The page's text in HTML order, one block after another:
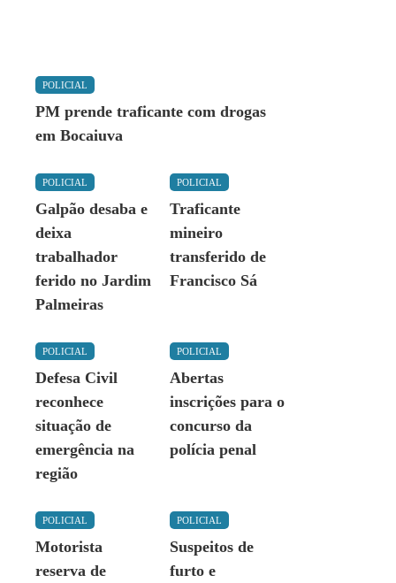
POLICIAL
PM prende traficante com drogas
em Bocaiuva
POLICIAL
Galpão desaba e
deixa
trabalhador
ferido no Jardim
Palmeiras
POLICIAL
Traficante
mineiro
transferido de
Francisco Sá
POLICIAL
Defesa Civil
reconhece
situação de
emergência na
região
POLICIAL
Abertas
inscrições para o
concurso da
polícia penal
POLICIAL
Motorista
reserva de
POLICIAL
Suspeitos de
furto e